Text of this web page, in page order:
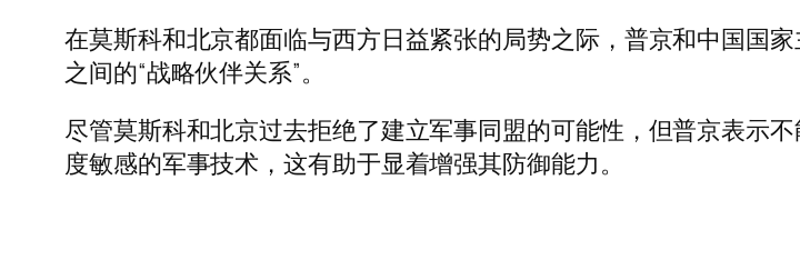
在莫斯科和北京都面临与西方日益紧张的局势之际，普京和中国国
之间的“战略伙伴关系”。
尽管莫斯科和北京过去拒绝了建立军事同盟的可能性，但普京表示
度敏感的军事技术，这有助于显着增强其防御能力。